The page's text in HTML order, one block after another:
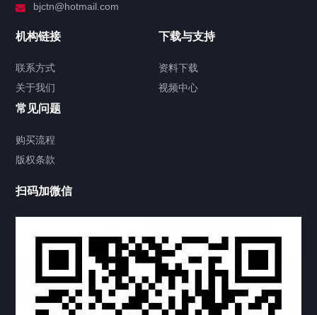
签署类文件海牙认证程序费用
视频中心
热门标签 TAG
机构链接
联系方式 关于我们
bjctn@hotmail.com
机构链接
联系方式
关于我们
下载与支持
资料下载
视频中心
常见问题
购买流程
版权条款
扫码加微信